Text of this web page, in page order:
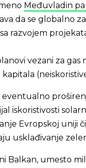
Međuvladin
da se globalno
razvojem
vezani za
eventualno
iskoristivosti
Evropskoj uniji
usklađivanje
Balkan, umesto